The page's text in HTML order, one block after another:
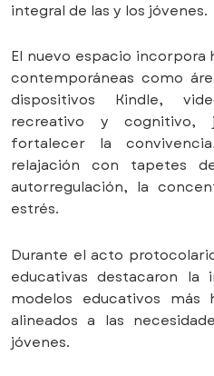
integral de las y los jóvenes.
El nuevo espacio
contemporáneas como
dispositivos Kindle,
recreativo y cognitivo,
fortalecer la
relajación con tapetes
autorregulación, la
estrés.
Durante el acto
educativas destacaron la
modelos educativos más
alineados a las
jóvenes.